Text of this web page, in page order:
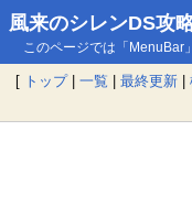
風来のシレンDS攻
このページでは「MenuBar
[ トップ| 一覧 | 最終更新 |